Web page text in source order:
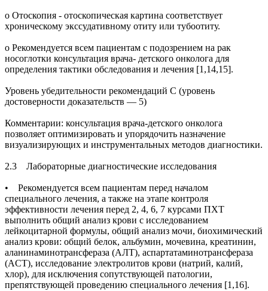
о Отоскопия - отоскопическая картина соответствует
хроническому экссудативному отиту или тубоотиту.
о Рекомендуется всем пациентам с подозрением на рак
носоглотки консультация врача- детского онколога для
определения тактики обследования и лечения [1,14,15].
Уровень убедительности рекомендаций С (уровень
достоверности доказательств — 5)
Комментарии: консультация врача-детского онколога
позволяет оптимизировать и упорядочить назначение
визуализирующих и инструментальных методов диагностики.
2.3 Лабораторные диагностические исследования
• Рекомендуется всем пациентам перед началом
специального лечения, а также на этапе контроля
эффективности лечения перед 2, 4, 6, 7 курсами ПХТ
выполнить общий анализ крови с исследованием
лейкоцитарной формулы, общий анализ мочи, биохимический
анализ крови: общий белок, альбумин, мочевина, креатинин,
аланинаминотрансфераза (АЛТ), аспартатаминотрансфераза
(ACT), исследование электролитов крови (натрий, калий,
хлор), для исключения сопутствующей патологии,
препятствующей проведению специального лечения [1,16].